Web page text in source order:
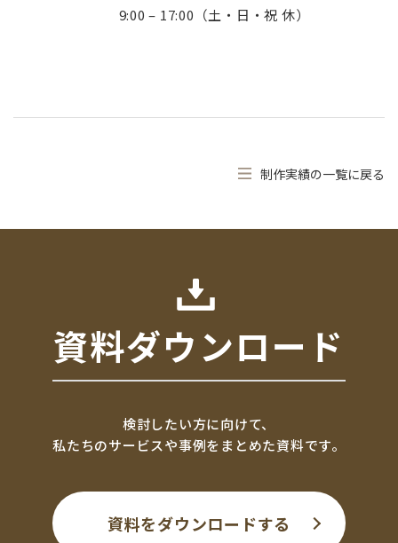
9:00 – 17:00（土・日・祝 休）
制作実績の一覧に戻る
資料ダウンロード
検討したい方に向けて、
私たちのサービスや事例をまとめた資料です。
資料をダウンロードする